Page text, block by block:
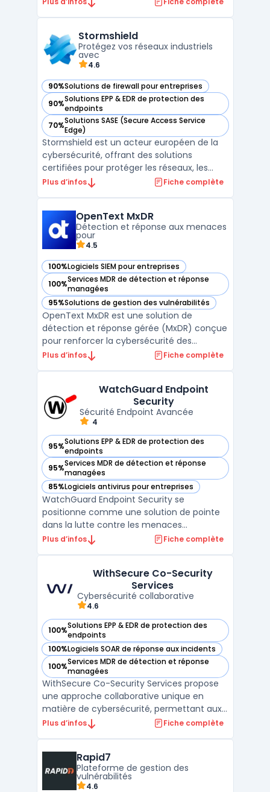
charges cloud, avec des capacités
d’automatisation pour contenir ...
Stormshield
Protégez vos réseaux industriels
avec
4.6
90%Solutions de firewall pour entreprises
— voir Stormshield dans cette catégorie
90%Solutions EPP & EDR de protection des
endpoints
— voir Stormshield dans cette catégorie
70%Solutions SASE (Secure Access Service
Edge)
— voir Stormshield dans cette catégorie
Stormshield est un acteur européen de la
cybersécurité, offrant des solutions
certifiées pour protéger les réseaux, les
postes de travail et les environnements
Stormshield garantit une protection
avancée adaptée aux bes ...
Plus d’infos Fiche complète
OpenText MxDR
Détection et réponse aux menaces
pour
4.5
100%Logiciels SIEM pour entreprises
— voir OpenText MxDR dans cette catégorie
100%Services MDR de détection et réponse
managées
— voir OpenText MxDR dans cette catégorie
95%Solutions de gestion des vulnérabilités
— voir OpenText MxDR dans cette catégorie
OpenText MxDR est une solution de
détection et réponse gérée (MxDR) conçue
pour renforcer la cybersécurité des
entreprises grâce à une protection
continue et expertise humaine pour
identifier et traiter les menaces en temps r
...
Plus d’infos Fiche complète
WatchGuard Endpoint
Security
Sécurité Endpoint Avancée
4
95%Solutions EPP & EDR de protection des
endpoints
— voir WatchGuard Endpoint Security dans cette catégorie
95%Services MDR de détection et réponse
managées
— voir WatchGuard Endpoint Security dans cette catégorie
85%Logiciels antivirus pour entreprises
— voir WatchGuard Endpoint Security dans cette catégorie
WatchGuard Endpoint Security se
positionne comme une solution de pointe
dans la lutte contre les menaces
cybernétiques, offrant une protection
technologies avancées de détection des
menaces, permettant une surveillance en
temps ré ...
Plus d’infos Fiche complète
WithSecure Co-Security
Services
Cybersécurité collaborative
4.6
100%Solutions EPP & EDR de protection des
endpoints
— voir WithSecure Co-Security Services dans cette
100%Logiciels SOAR de réponse aux incidents
— voir WithSecure Co-Security Services dans cette
100%Services MDR de détection et réponse
managées
— voir WithSecure Co-Security Services dans cette
WithSecure Co-Security Services propose
une approche collaborative unique en
matière de cybersécurité, permettant aux
entreprises de travailler en partenariat avec
sécurité partagée permet aux équipes
internes de béné ...
Plus d’infos Fiche complète
Rapid7
Plateforme de gestion des
vulnérabilités
4.6